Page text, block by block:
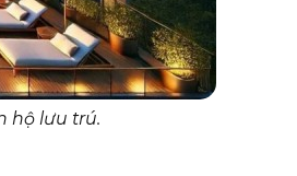
hộ lưu trú.